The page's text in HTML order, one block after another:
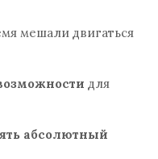
мешали двигаться
для
абсолютный